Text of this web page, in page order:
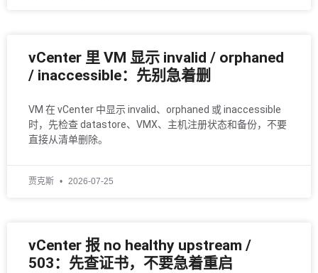
vCenter 里 VM 显示 invalid / orphaned
/ inaccessible：先别急着删
VM 在 vCenter 中显示 invalid、orphaned 或 inaccessible
时，先检查 datastore、VMX、主机注册状态和备份，不要
直接从清单删除。
贾克斯 2026-07-25
vCenter 报 no healthy upstream /
503：先查证书，不要急着重启